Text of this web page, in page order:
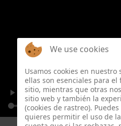
We use cookies
Usamos cookies en
ellas son esenciales para
sitio, mientras que otras
sitio web y también la
(cookies de rastreo).
quieres permitir el uso de